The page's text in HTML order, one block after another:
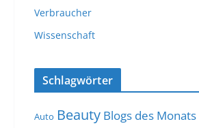
Verbraucher
Wissenschaft
Schlagwörter
Auto Beauty Blogs des Monats